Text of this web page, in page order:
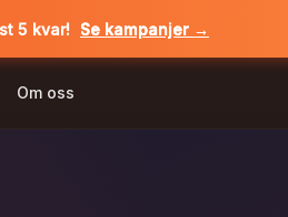
5 kvar! Se kampanjer →
Se kampanjer →
Om oss